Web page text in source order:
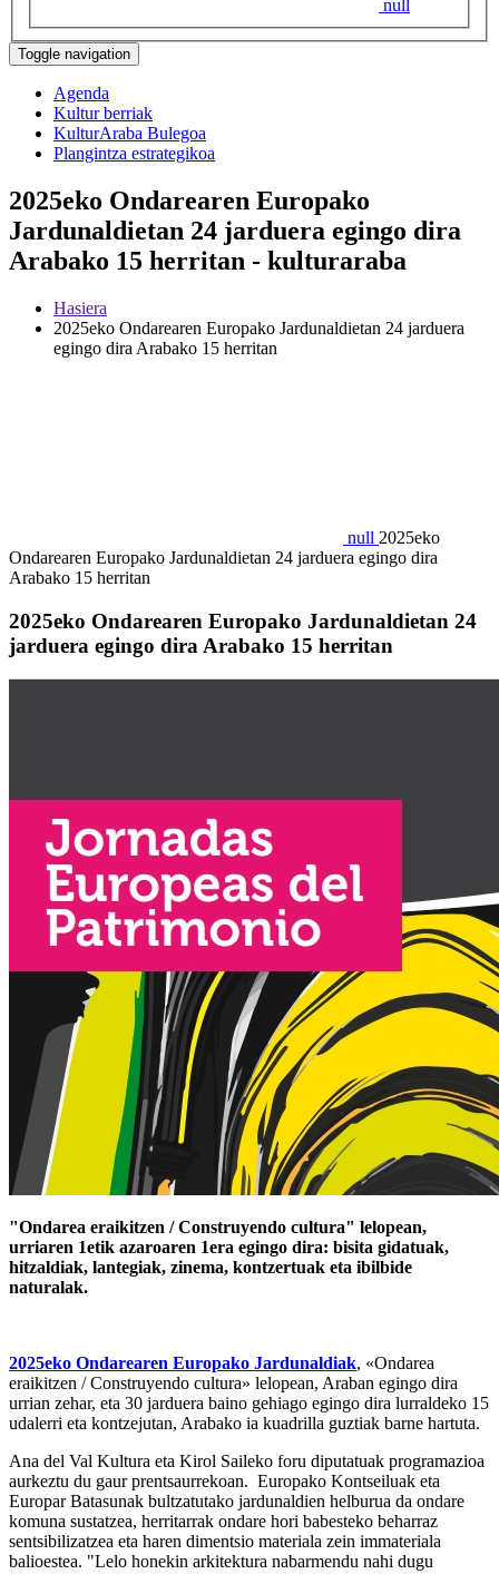
null
Toggle navigation
Agenda
Kultur berriak
KulturAraba Bulegoa
Plangintza estrategikoa
2025eko Ondarearen Europako
Jardunaldietan 24 jarduera egingo dira
Arabako 15 herritan - kulturaraba
Hasiera
2025eko Ondarearen Europako Jardunaldietan 24 jarduera
egingo dira Arabako 15 herritan
null 2025eko
Ondarearen Europako Jardunaldietan 24 jarduera egingo dira
Arabako 15 herritan
2025eko Ondarearen Europako Jardunaldietan 24
jarduera egingo dira Arabako 15 herritan
"Ondarea eraikitzen / Construyendo cultura" lelopean,
urriaren 1etik azaroaren 1era egingo dira: bisita gidatuak,
hitzaldiak, lantegiak, zinema, kontzertuak eta ibilbide
naturalak.
2025eko Ondarearen Europako Jardunaldiak, «Ondarea
eraikitzen / Construyendo cultura» lelopean, Araban egingo dira
urrian zehar, eta 30 jarduera baino gehiago egingo dira lurraldeko 15
udalerri eta kontzejutan, Arabako ia kuadrilla guztiak barne hartuta.
Ana del Val Kultura eta Kirol Saileko foru diputatuak programazioa
aurkeztu du gaur prentsaurrekoan. Europako Kontseiluak eta
Europar Batasunak bultzatutako jardunaldien helburua da ondare
komuna sustatzea, herritarrak ondare hori babesteko beharraz
sentsibilizatzea eta haren dimentsio materiala zein immateriala
balioestea. "Lelo honekin arkitektura nabarmendu nahi dugu